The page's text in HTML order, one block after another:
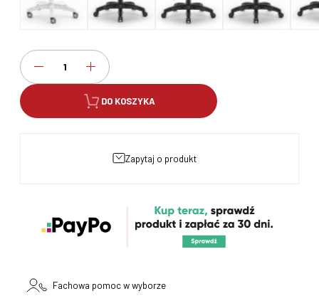
DO KOSZYKA
zapytaj o produkt
Fachowa pomoc w wyborze